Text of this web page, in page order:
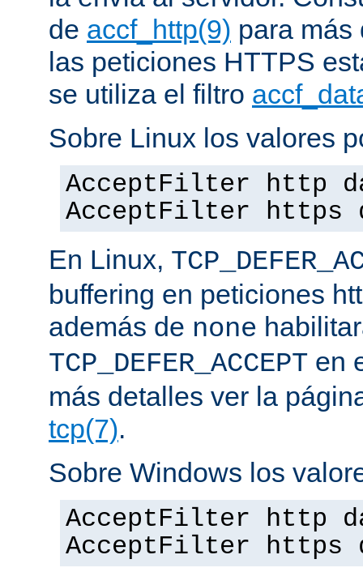
de accf_http(9) para más
las peticiones HTTPS
se utiliza el filtro
Sobre Linux los valores
AcceptFilter http
AcceptFilter https
En Linux,
buffering en peticiones
además de none
TCP_DEFER_ACCEPT en
más detalles ver la
tcp(7).
Sobre Windows los
AcceptFilter http
AcceptFilter https